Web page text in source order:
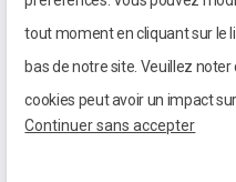
tout moment en cliquant sur le
bas de notre site. Veuillez
cookies peut avoir un impact
Continuer sans accepter